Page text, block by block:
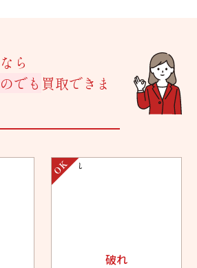
ら
でも 買取できま
破れ